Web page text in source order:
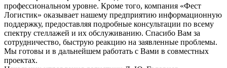
профессиональном уровне. Кроме того, компания «Фест
Логистик» оказывает нашему предприятию информационную
поддержку, предоставляя подробные консультации по всему
спектру стеллажей и их обслуживанию. Спасибо Вам за
сотрудничество, быструю реакцию на заявленные проблемы.
Мы готовы и в дальнейшем работать с Вами в совместных
проектах.